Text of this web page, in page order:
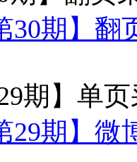
30期】
29期】单
29期】